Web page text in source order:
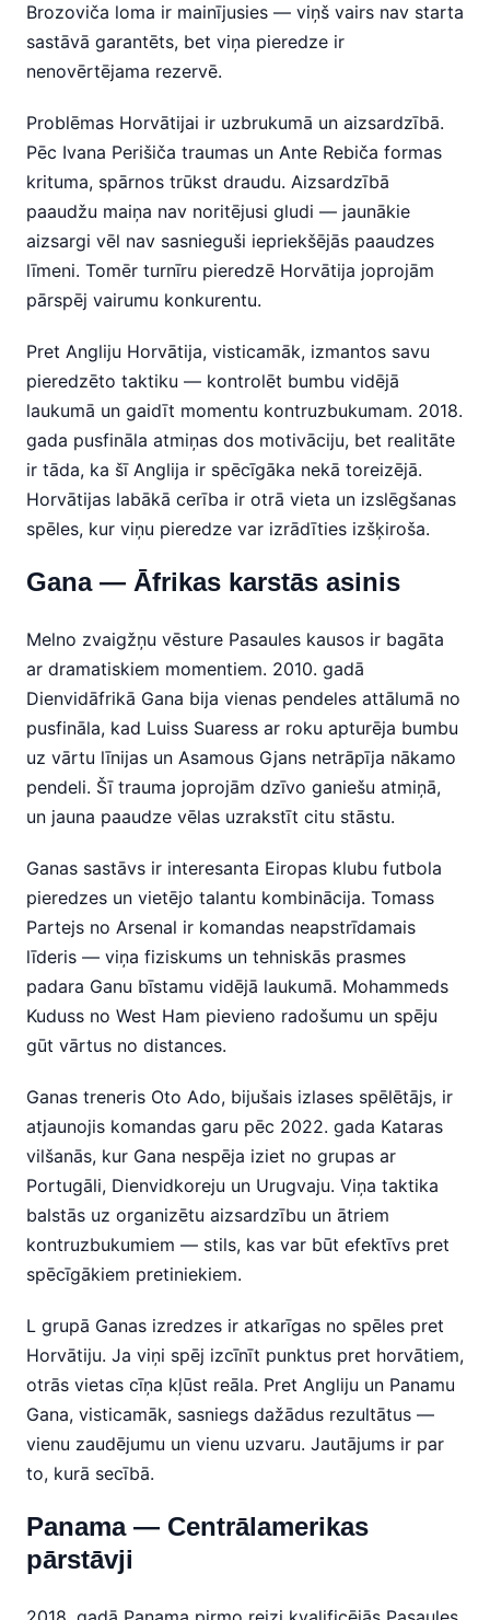
Brozoviča loma ir mainījusies — viņš vairs nav starta
sastāvā garantēts, bet viņa pieredze ir
nenovērtējama rezervē.
Problēmas Horvātijai ir uzbrukumā un aizsardzībā.
Pēc Ivana Perišiča traumas un Ante Rebiča formas
krituma, spārnos trūkst draudu. Aizsardzībā
paaudžu maiņa nav noritējusi gludi — jaunākie
aizsargi vēl nav sasnieguši iepriekšējās paaudzes
līmeni. Tomēr turnīru pieredzē Horvātija joprojām
pārspēj vairumu konkurentu.
Pret Angliju Horvātija, visticamāk, izmantos savu
pieredzēto taktiku — kontrolēt bumbu vidējā
laukumā un gaidīt momentu kontruzbukumam. 2018.
gada pusfināla atmiņas dos motivāciju, bet realitāte
ir tāda, ka šī Anglija ir spēcīgāka nekā toreizējā.
Horvātijas labākā cerība ir otrā vieta un izslēgšanas
spēles, kur viņu pieredze var izrādīties izšķiroša.
Gana — Āfrikas karstās asinis
Melno zvaigžņu vēsture Pasaules kausos ir bagāta
ar dramatiskiem momentiem. 2010. gadā
Dienvidāfrikā Gana bija vienas pendeles attālumā no
pusfināla, kad Luiss Suaress ar roku apturēja bumbu
uz vārtu līnijas un Asamous Gjans netrāpīja nākamo
pendeli. Šī trauma joprojām dzīvo ganiešu atmiņā,
un jauna paaudze vēlas uzrakstīt citu stāstu.
Ganas sastāvs ir interesanta Eiropas klubu futbola
pieredzes un vietējo talantu kombinācija. Tomass
Partejs no Arsenal ir komandas neapstrīdamais
līderis — viņa fiziskums un tehniskās prasmes
padara Ganu bīstamu vidējā laukumā. Mohammeds
Kuduss no West Ham pievieno radošumu un spēju
gūt vārtus no distances.
Ganas treneris Oto Ado, bijušais izlases spēlētājs, ir
atjaunojis komandas garu pēc 2022. gada Kataras
vilšanās, kur Gana nespēja iziet no grupas ar
Portugāli, Dienvidkoreju un Urugvaju. Viņa taktika
balstās uz organizētu aizsardzību un ātriem
kontruzbukumiem — stils, kas var būt efektīvs pret
spēcīgākiem pretiniekiem.
L grupā Ganas izredzes ir atkarīgas no spēles pret
Horvātiju. Ja viņi spēj izcīnīt punktus pret horvātiem,
otrās vietas cīņa kļūst reāla. Pret Angliju un Panamu
Gana, visticamāk, sasniegs dažādus rezultātus —
vienu zaudējumu un vienu uzvaru. Jautājums ir par
to, kurā secībā.
Panama — Centrālamerikas
pārstāvji